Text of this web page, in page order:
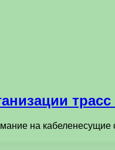
на